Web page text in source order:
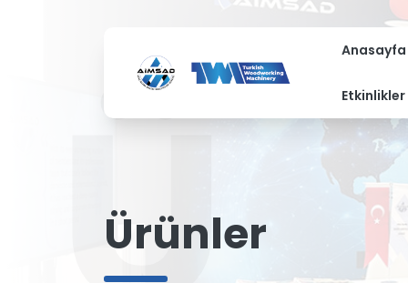
Anasayfa
Etkinlikler
Ürünler